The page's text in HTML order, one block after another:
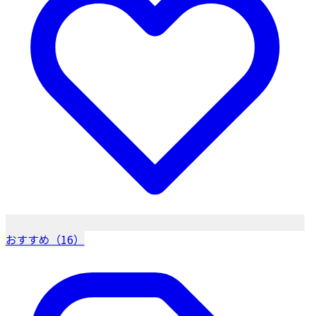
おすすめ（16）